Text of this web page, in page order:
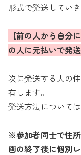
形式で発送していき
【前の人から自分
の人に元払いで発送
次に発送する人の
有します。
発送方法について
※参加者同士で住
画の終了後に個別